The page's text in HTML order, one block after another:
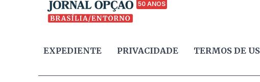
50 ANOS
EXPEDIENTE PRIVACIDADE TERMOS DE